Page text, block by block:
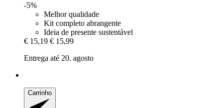
-5%
Melhor qualidade
Kit completo abrangente
Ideia de presente sustentável
€ 15,19 € 15,99
Entrega até 20. agosto
Carrinho